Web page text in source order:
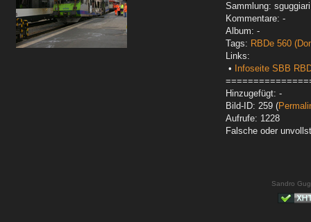
Sammlung:
Kommentare: -
Album: -
Tags: RBDe 560
Links:
•
Infoseite SBB
Hinzugefügt: -
Bild-ID: 259 (
Aufrufe: 1228
Falsche oder
Sandro